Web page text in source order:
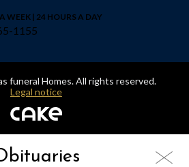
WEEK | 24 HOURS A DAY
1155
funeral Homes. All rights reserved.
Legal notice